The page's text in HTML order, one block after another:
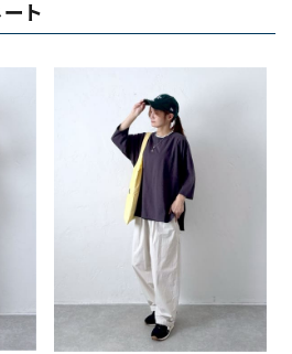
ト